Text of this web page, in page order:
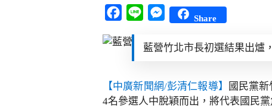
Facebook
Line Messenger
Share
藍營竹北市長初選結果出爐
【中廣新聞網/彭清仁報導】
國民黨
4名參選人中脫穎而出，將代表國民